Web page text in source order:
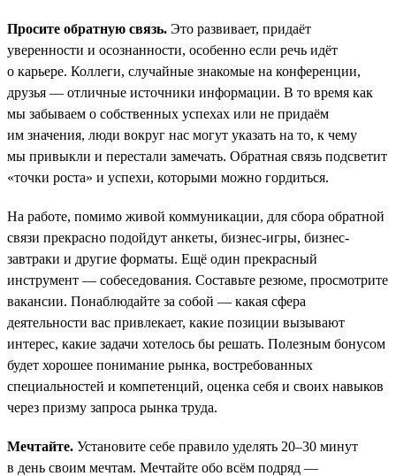
Просите обратную связь. Это развивает, придаёт
уверенности и осознанности, особенно если речь идёт
о карьере. Коллеги, случайные знакомые на конференции,
друзья — отличные источники информации. В то время как
мы забываем о собственных успехах или не придаём
им значения, люди вокруг нас могут указать на то, к чему
мы привыкли и перестали замечать. Обратная связь подсветит
«точки роста» и успехи, которыми можно гордиться.
На работе, помимо живой коммуникации, для сбора обратной
связи прекрасно подойдут анкеты, бизнес-игры, бизнес-
завтраки и другие форматы. Ещё один прекрасный
инструмент — собеседования. Составьте резюме, просмотрите
вакансии. Понаблюдайте за собой — какая сфера
деятельности вас привлекает, какие позиции вызывают
интерес, какие задачи хотелось бы решать. Полезным бонусом
будет хорошее понимание рынка, востребованных
специальностей и компетенций, оценка себя и своих навыков
через призму запроса рынка труда.
Мечтайте. Установите себе правило уделять 20–30 минут
в день своим мечтам. Мечтайте обо всём подряд —